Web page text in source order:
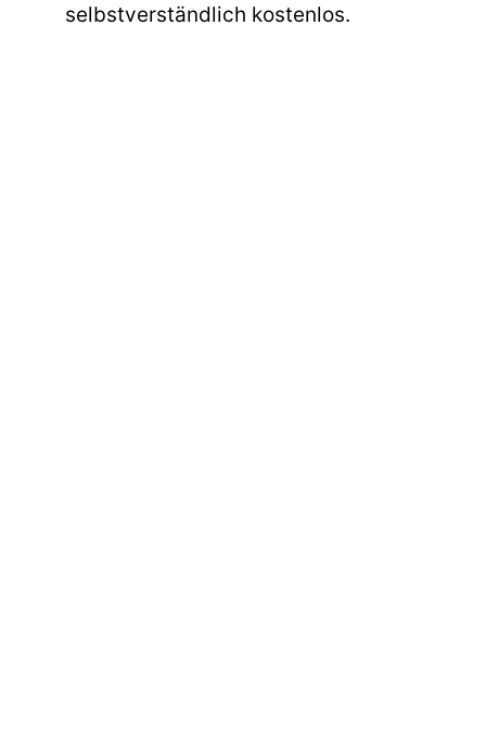
selbstverständlich kostenlos.